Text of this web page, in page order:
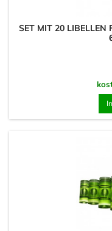
SET MIT 20 LIBELLEN